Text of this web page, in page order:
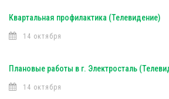
Квартальная профилактика (Телевидение)
14 октября
Плановые работы в г. Электросталь
14 октября